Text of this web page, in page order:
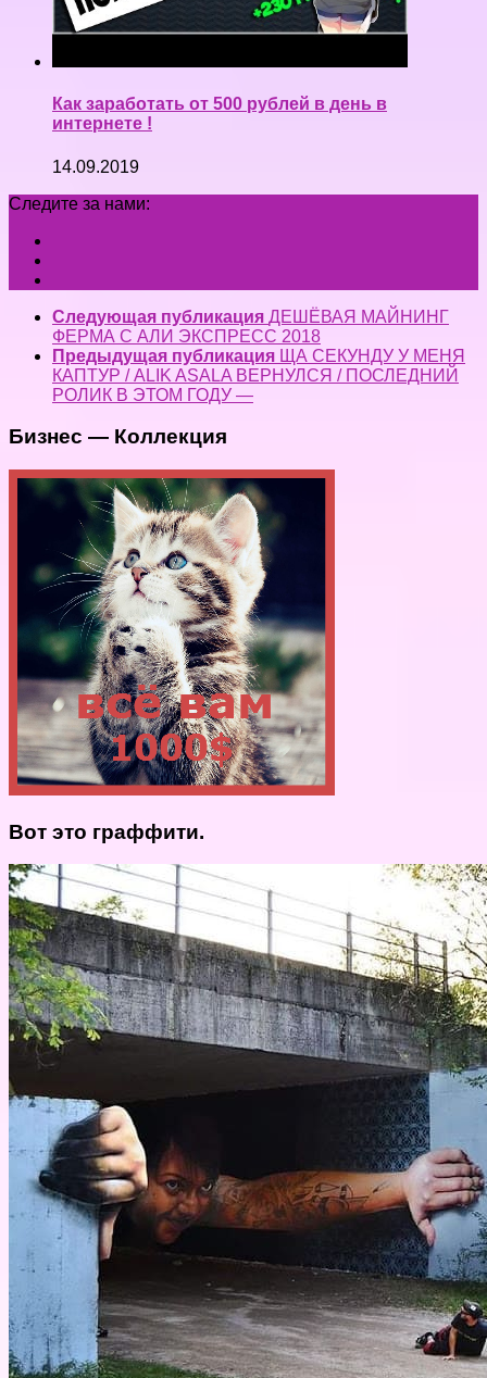
Как заработать от 500 рублей в день в
интернете !
14.09.2019
Следите за нами:
Следующая публикация ДЕШЁВАЯ МАЙНИНГ
ФЕРМА С АЛИ ЭКСПРЕСС 2018
Предыдущая публикация ЩА СЕКУНДУ У МЕНЯ
КАПТУР / ALIK ASALA ВЕРНУЛСЯ / ПОСЛЕДНИЙ
РОЛИК В ЭТОМ ГОДУ —
Бизнес — Коллекция
Вот это граффити.